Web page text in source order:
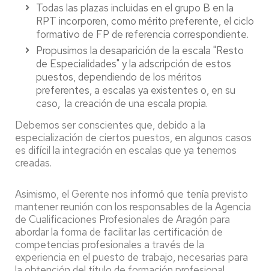
Todas las plazas incluidas en el grupo B en la
RPT incorporen, como mérito preferente, el ciclo
formativo de FP de referencia correspondiente.
Propusimos la desaparición de la escala "Resto
de Especialidades" y la adscripción de estos
puestos, dependiendo de los méritos
preferentes, a escalas ya existentes o, en su
caso, la creación de una escala propia.
Debemos ser conscientes que, debido a la
especialización de ciertos puestos, en algunos casos
es difícil la integración en escalas que ya tenemos
creadas.
Asimismo, el Gerente nos informó que tenía previsto
mantener reunión con los responsables de la Agencia
de Cualificaciones Profesionales de Aragón para
abordar la forma de facilitar las certificación de
competencias profesionales a través de la
experiencia en el puesto de trabajo, necesarias para